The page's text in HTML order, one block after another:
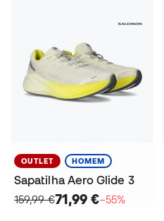
OUTLET HOMEM
Sapatilha Aero Glide 3
159,99 €71,99 €−55%